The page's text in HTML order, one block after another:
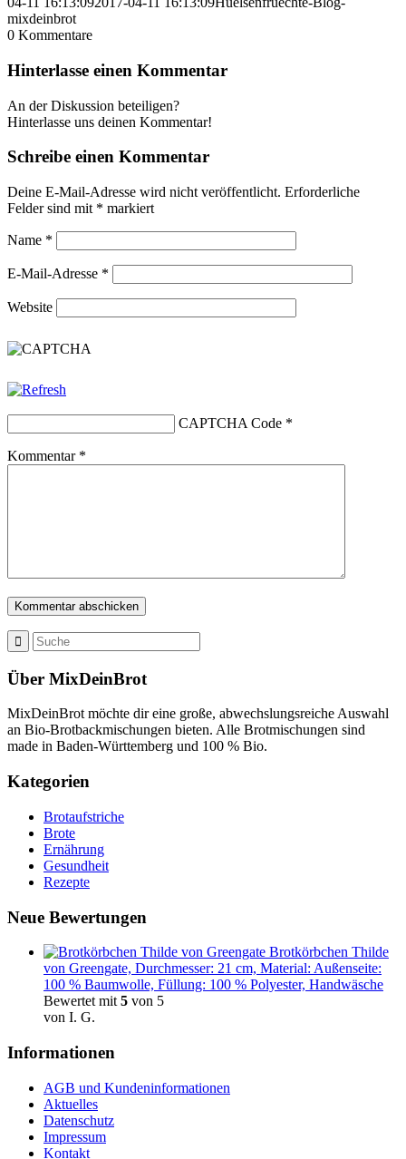
mixdeinbrot
0 Kommentare
Hinterlasse einen Kommentar
An der Diskussion beteiligen?
Hinterlasse uns deinen Kommentar!
Schreibe einen Kommentar
Deine E-Mail-Adresse wird nicht veröffentlicht. Erforderliche
Felder sind mit * markiert
Name *
E-Mail-Adresse *
Website
CAPTCHA Code *
Kommentar *
Über MixDeinBrot
MixDeinBrot möchte dir eine große, abwechslungsreiche Auswahl
an Bio-Brotbackmischungen bieten. Alle Brotmischungen sind
made in Baden-Württemberg und 100 % Bio.
Kategorien
Brotaufstriche
Brote
Ernährung
Gesundheit
Rezepte
Neue Bewertungen
Brotkörbchen Thilde
von Greengate, Durchmesser: 21 cm, Material: Außenseite:
100 % Baumwolle, Füllung: 100 % Polyester, Handwäsche
Bewertet mit 5 von 5
von I. G.
Informationen
AGB und Kundeninformationen
Aktuelles
Datenschutz
Impressum
Kontakt